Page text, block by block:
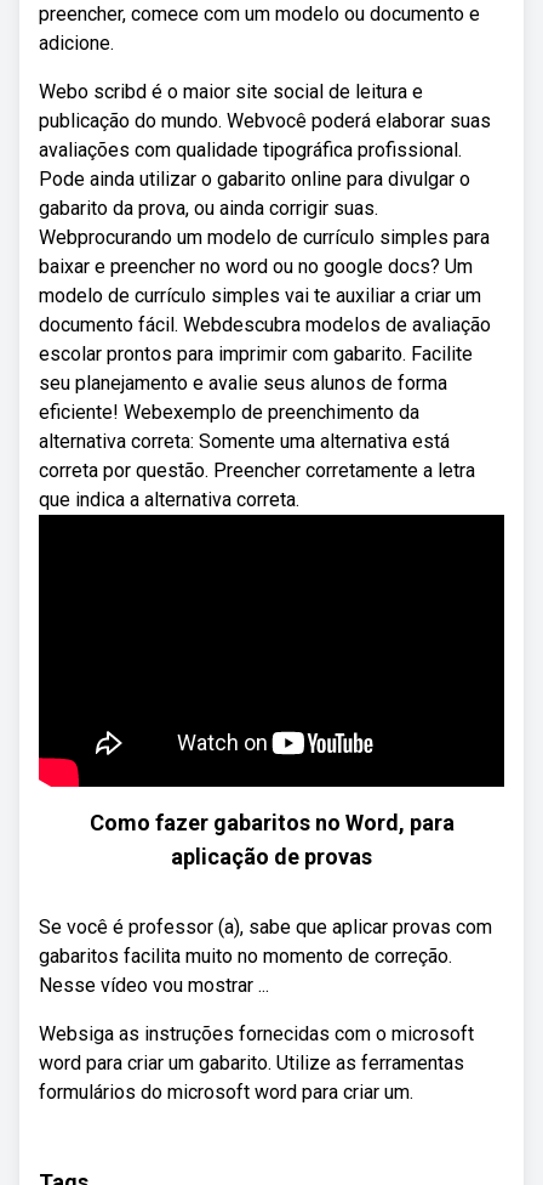
preencher, comece com um modelo ou documento e
adicione.
Webo scribd é o maior site social de leitura e
publicação do mundo. Webvocê poderá elaborar suas
avaliações com qualidade tipográfica profissional.
Pode ainda utilizar o gabarito online para divulgar o
gabarito da prova, ou ainda corrigir suas.
Webprocurando um modelo de currículo simples para
baixar e preencher no word ou no google docs? Um
modelo de currículo simples vai te auxiliar a criar um
documento fácil. Webdescubra modelos de avaliação
escolar prontos para imprimir com gabarito. Facilite
seu planejamento e avalie seus alunos de forma
eficiente! Webexemplo de preenchimento da
alternativa correta: Somente uma alternativa está
correta por questão. Preencher corretamente a letra
que indica a alternativa correta.
Como fazer gabaritos no Word, para
aplicação de provas
Se você é professor (a), sabe que aplicar provas com
gabaritos facilita muito no momento de correção.
Nesse vídeo vou mostrar ...
Websiga as instruções fornecidas com o microsoft
word para criar um gabarito. Utilize as ferramentas
formulários do microsoft word para criar um.